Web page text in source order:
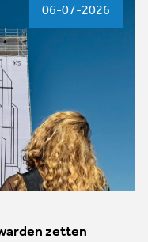
06-07-2026
zetten